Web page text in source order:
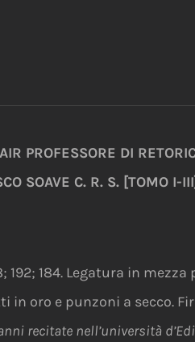
PROFESSORE DI
SOAVE C. R. S. [TOMO I-
192; 184. Legatura in
oro e punzoni a secco.
recitate nell’università